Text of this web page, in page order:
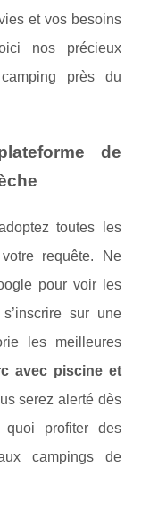
et vos besoins
nos précieux
près du
de
toutes les
requête. Ne
pour voir les
sur une
les meilleures
avec piscine et
serez alerté dès
profiter des
campings de